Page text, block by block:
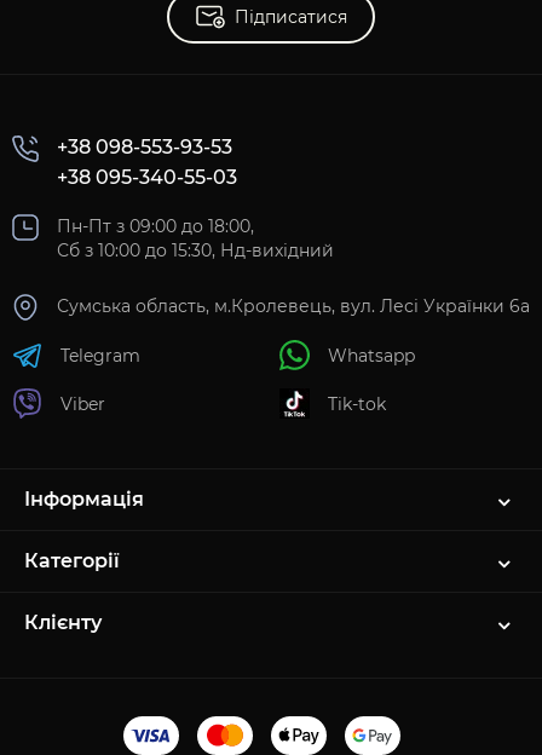
Підписатися
+38 098-553-93-53
+38 095-340-55-03
Пн-Пт з 09:00 до 18:00,
Сб з 10:00 до 15:30, Нд-вихідний
Сумська область, м.Кролевець, вул. Лесі Українки 6а
Telegram
Viber
Whatsapp
Tik-tok
Інформація
Категорії
Клієнту